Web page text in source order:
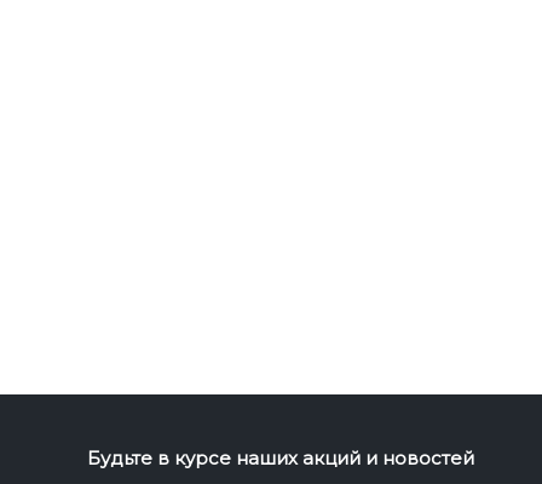
Будьте в курсе наших акций и новостей